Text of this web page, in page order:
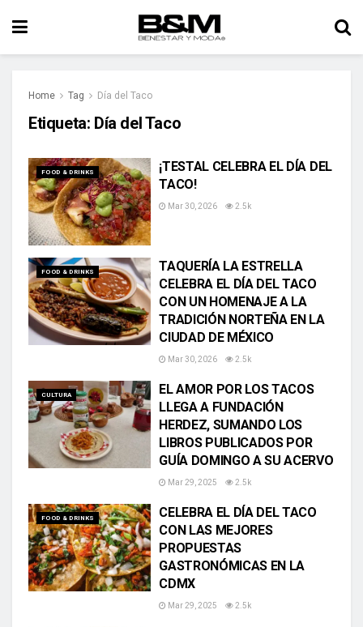
Home Tag Día del Taco
Etiqueta: Día del Taco
FOOD & DRINKS
¡TESTAL CELEBRA EL DÍA DEL
TACO!
Mar 30, 2026 2.5k
FOOD & DRINKS
TAQUERÍA LA ESTRELLA
CELEBRA EL DÍA DEL TACO
CON UN HOMENAJE A LA
TRADICIÓN NORTEÑA EN LA
CIUDAD DE MÉXICO
Mar 30, 2026 2.5k
CULTURA
EL AMOR POR LOS TACOS
LLEGA A FUNDACIÓN
HERDEZ, SUMANDO LOS
LIBROS PUBLICADOS POR
GUÍA DOMINGO A SU ACERVO
Mar 29, 2025 2.5k
FOOD & DRINKS
CELEBRA EL DÍA DEL TACO
CON LAS MEJORES
PROPUESTAS
GASTRONÓMICAS EN LA
CDMX
Mar 29, 2025 2.5k